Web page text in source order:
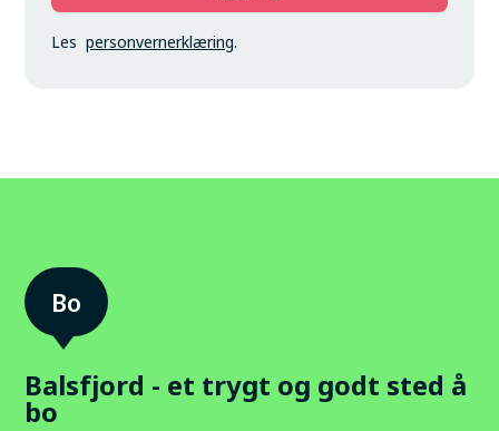
Lespersonvernerklæring.
Balsfjord - et trygt og godt sted å
bo